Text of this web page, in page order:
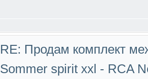
RE: Продам комплект
Sommer spirit xxl - RCA